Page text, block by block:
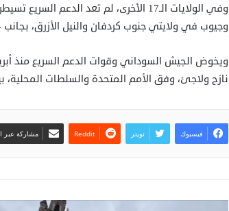
وفي الولايات الـ17 الأخرى، لم تعد
وجيوب في ولايتي جنوب كردفان والنيل الأزرق، بجانب 4 من ولايات إقليم دارفور (غرب).
نازح ولاجئ، وفق الأمم المتحدة والسلطات المحلية،
فيسبوك تويتر مشاركة عبر